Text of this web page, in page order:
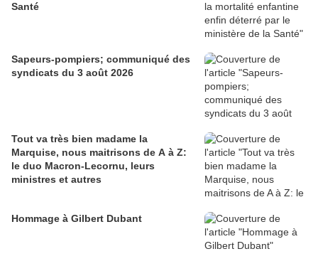
Santé
Sapeurs-pompiers; communiqué des
syndicats du 3 août 2026
Tout va très bien madame la
Marquise, nous maitrisons de A à Z:
le duo Macron-Lecornu, leurs
ministres et autres
Hommage à Gilbert Dubant